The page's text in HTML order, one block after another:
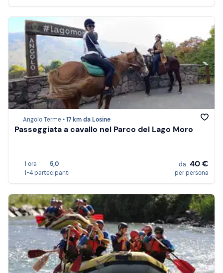
Angolo Terme •17 km da Losine
Passeggiata a cavallo nel Parco del Lago Moro
1 ora
5,0
1-4 partecipanti
da 40 €
per persona